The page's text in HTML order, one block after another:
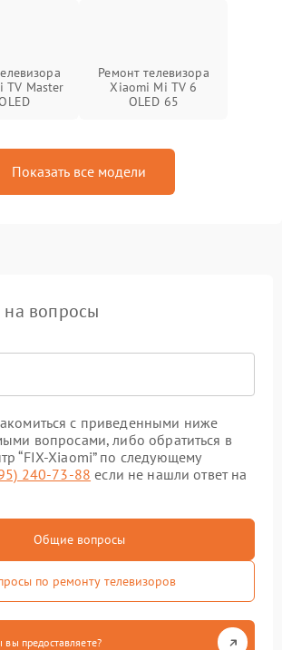
TV Master
Ремонт телевизора
Xiaomi Mi TV 6
OLED 65
Показать все модели
на вопросы
с приведенными ниже
вопросами, либо обратиться в
“FIX-Xiaomi” по следующему
240-73-88 если не нашли ответ на
Общие вопросы
по ремонту телевизоров
предоставляете?